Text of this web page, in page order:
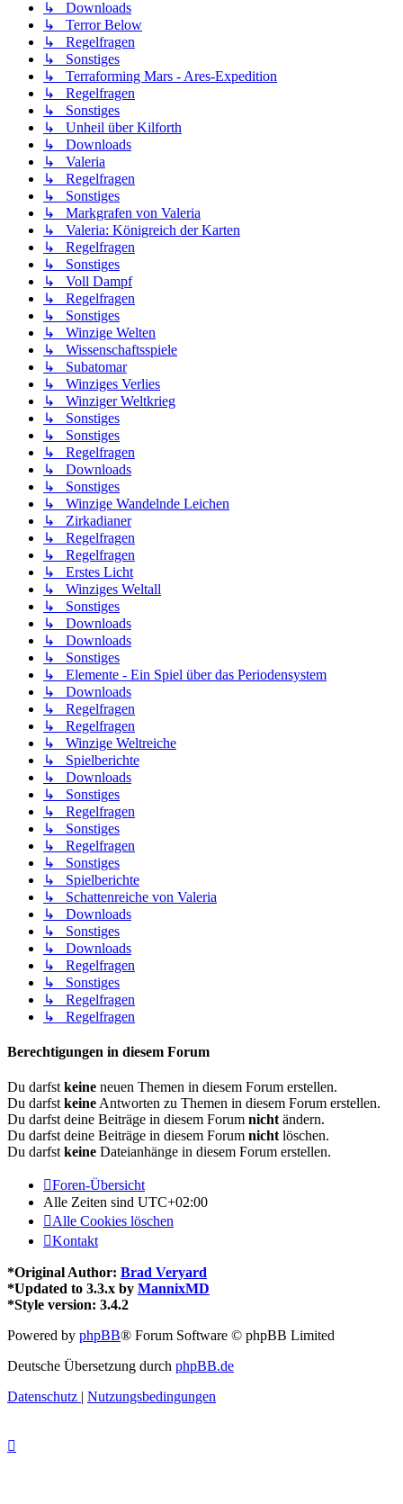
↳ Downloads
↳ Terror Below
↳ Regelfragen
↳ Sonstiges
↳ Terraforming Mars - Ares-Expedition
↳ Regelfragen
↳ Sonstiges
↳ Unheil über Kilforth
↳ Downloads
↳ Valeria
↳ Regelfragen
↳ Sonstiges
↳ Markgrafen von Valeria
↳ Valeria: Königreich der Karten
↳ Regelfragen
↳ Sonstiges
↳ Voll Dampf
↳ Regelfragen
↳ Sonstiges
↳ Winzige Welten
↳ Wissenschaftsspiele
↳ Subatomar
↳ Winziges Verlies
↳ Winziger Weltkrieg
↳ Sonstiges
↳ Sonstiges
↳ Regelfragen
↳ Downloads
↳ Sonstiges
↳ Winzige Wandelnde Leichen
↳ Zirkadianer
↳ Regelfragen
↳ Regelfragen
↳ Erstes Licht
↳ Winziges Weltall
↳ Sonstiges
↳ Downloads
↳ Downloads
↳ Sonstiges
↳ Elemente - Ein Spiel über das Periodensystem
↳ Downloads
↳ Regelfragen
↳ Regelfragen
↳ Winzige Weltreiche
↳ Spielberichte
↳ Downloads
↳ Sonstiges
↳ Regelfragen
↳ Sonstiges
↳ Regelfragen
↳ Sonstiges
↳ Spielberichte
↳ Schattenreiche von Valeria
↳ Downloads
↳ Sonstiges
↳ Downloads
↳ Regelfragen
↳ Sonstiges
↳ Regelfragen
↳ Regelfragen
Berechtigungen in diesem Forum
Du darfstkeine neuen Themen in diesem Forum erstellen.
Du darfstkeineAntworten zu Themen in diesem Forum erstellen.
Du darfst deine Beiträge in diesem Forum nichtändern.
Du darfst deine Beiträge in diesem Forum nichtlöschen.
Du darfstkeine Dateianhänge in diesem Forum erstellen.
Foren-Übersicht
Alle Zeiten sind UTC+02:00
Alle Cookies löschen
Kontakt
*Original Author: Brad Veryard
*Updated to 3.3.x by MannixMD
*Style version: 3.4.2
Powered by phpBB® Forum Software © phpBB Limited
Deutsche Übersetzung durch phpBB.de
Datenschutz | Nutzungsbedingungen